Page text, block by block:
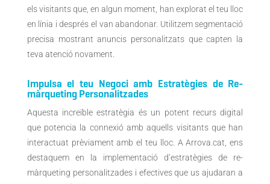
els visitants que, en algun moment, han explorat el teu lloc
en línia i després el van abandonar. Utilitzem segmentació
precisa mostrant anuncis personalitzats que capten la
teva atenció novament.
Impulsa el teu Negoci amb Estratègies de Re-
màrqueting Personalitzades
Aquesta increïble estratègia és un potent recurs digital
que potencia la connexió amb aquells visitants que han
interactuat prèviament amb el teu lloc. A Arrova.cat, ens
destaquem en la implementació d’estratègies de re-
màrqueting personalitzades i efectives que us ajudaran a